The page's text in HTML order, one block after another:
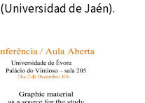
de Jaén).